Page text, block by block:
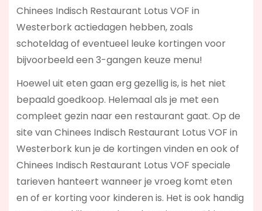
Chinees Indisch Restaurant Lotus VOF in
Westerbork actiedagen hebben, zoals
schoteldag of eventueel leuke kortingen voor
bijvoorbeeld een 3-gangen keuze menu!
Hoewel uit eten gaan erg gezellig is, is het niet
bepaald goedkoop. Helemaal als je met een
compleet gezin naar een restaurant gaat. Op de
site van Chinees Indisch Restaurant Lotus VOF in
Westerbork kun je de kortingen vinden en ook of
Chinees Indisch Restaurant Lotus VOF speciale
tarieven hanteert wanneer je vroeg komt eten
en of er korting voor kinderen is. Het is ook handig